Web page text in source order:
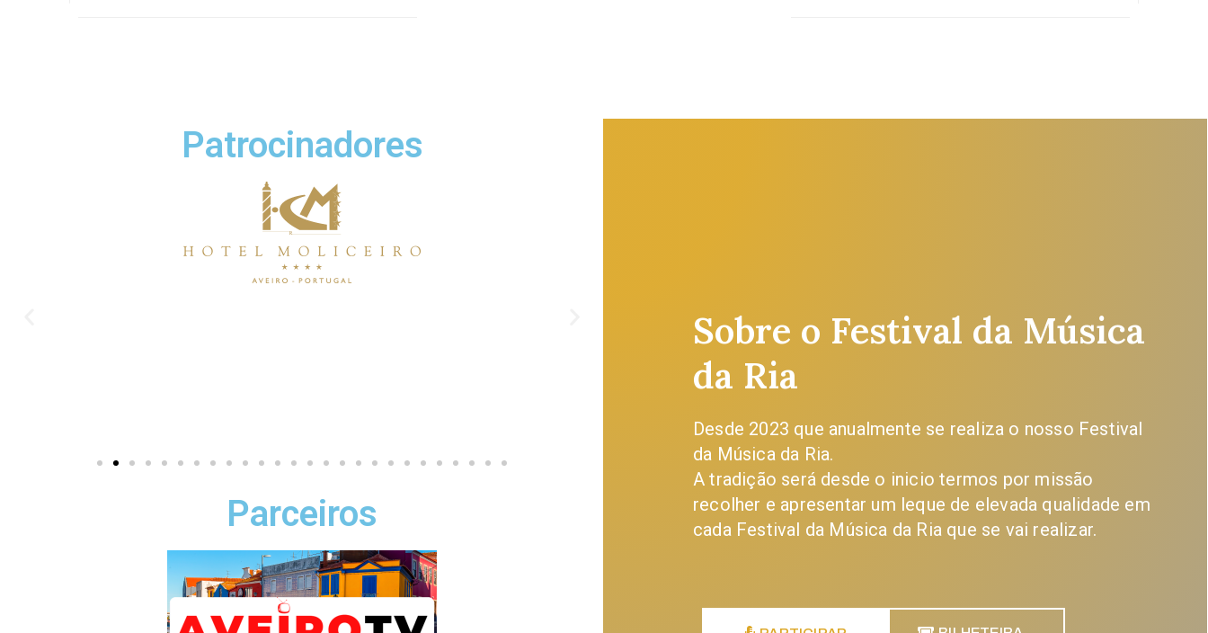
Patrocinadores
Parceiros
Sobre o Festival da Música
da Ria
Desde 2023 que anualmente se realiza o nosso Festival
da Música da Ria.
A tradição será desde o inicio termos por missão
recolher e apresentar um leque de elevada qualidade em
cada Festival da Música da Ria que se vai realizar.